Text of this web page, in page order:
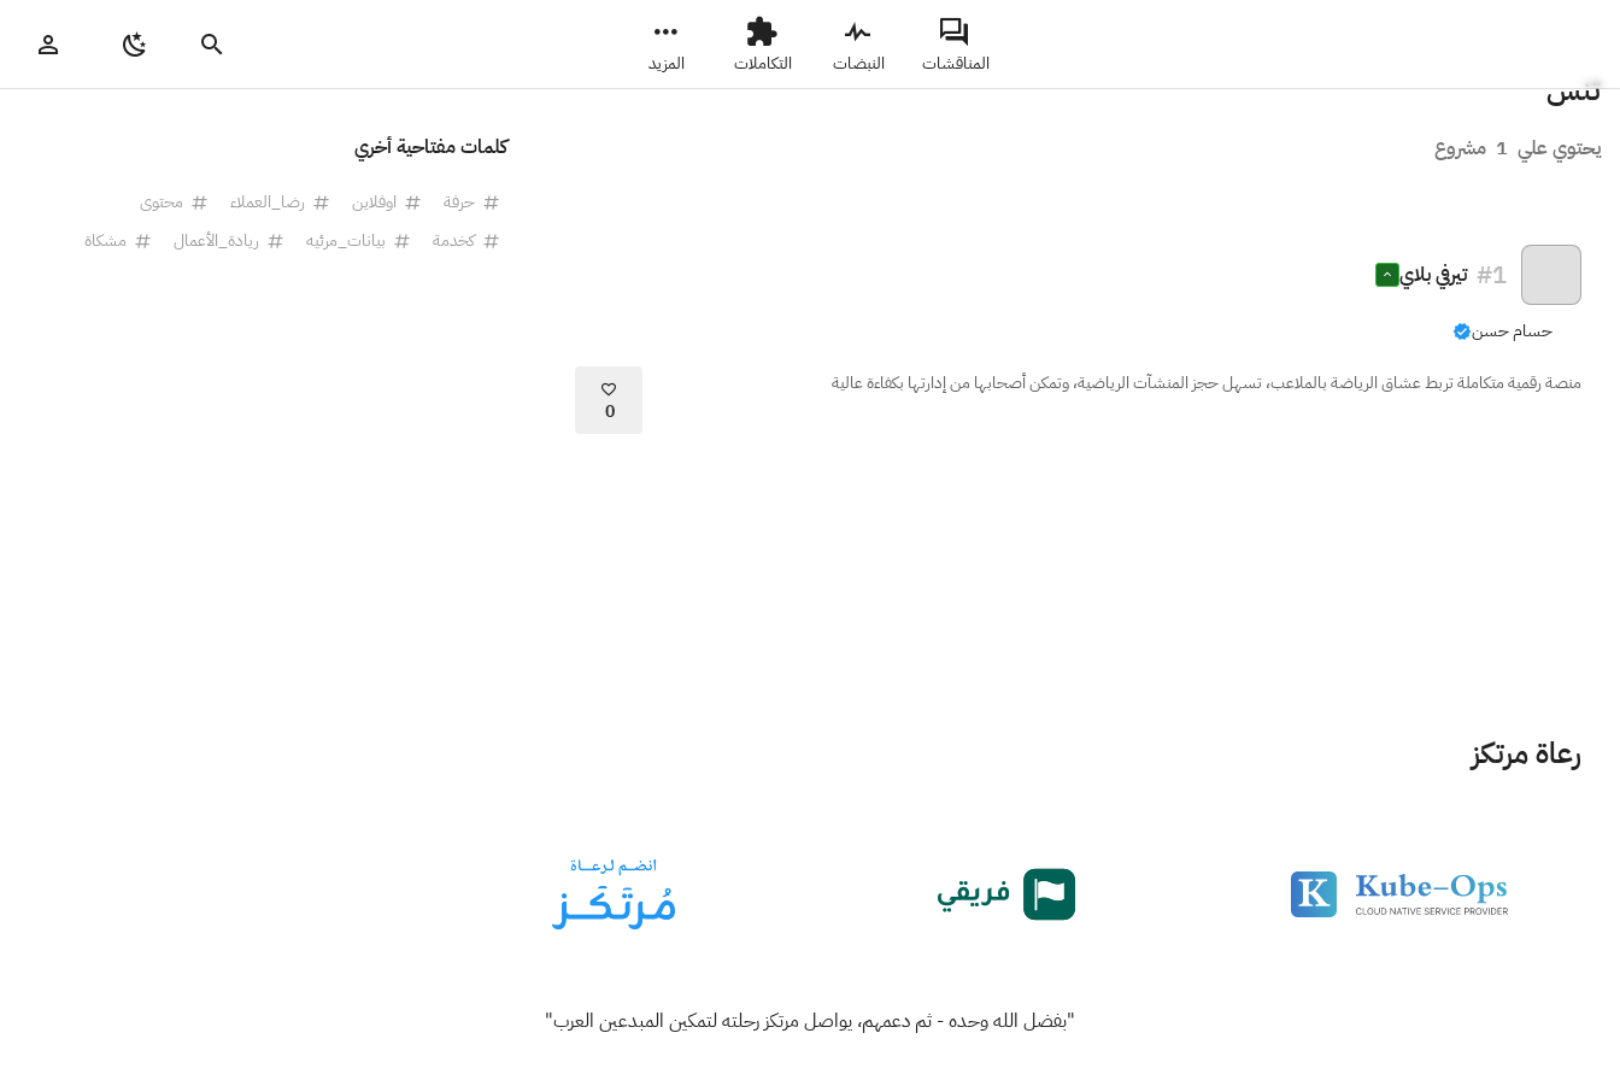
المناقشات النبضات التكاملات المزيد
تنس
يحتوي علي 1 مشروع
#1 تيرفي بلاي
حسام حسن
منصة رقمية متكاملة تربط عشاق الرياضة بالملاعب، تسهل حجز المنشآت الرياضية، وتمكن أصحابها من إدارتها بكفاءة عالية
0
كلمات مفتاحية أخري
حرفة اوفلاين رضا_العملاء
محتوى
كخدمة
بيانات_مرئيه ريادة_الأعمال مشكاة
رعاة مرتكز
"بفضل الله وحده - ثم دعمهم، يواصل مرتكز رحلته لتمكين المبدعين العرب"